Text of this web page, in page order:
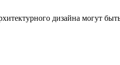
дизайна могут